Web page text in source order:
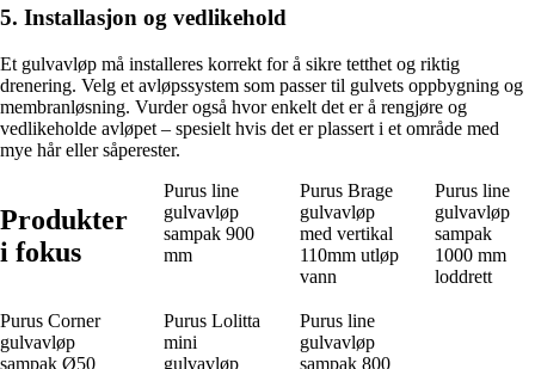
5. Installasjon og vedlikehold
Et gulvavløp må installeres korrekt for å sikre tetthet og riktig
drenering. Velg et avløpssystem som passer til gulvets oppbygning og
membranløsning. Vurder også hvor enkelt det er å rengjøre og
vedlikeholde avløpet – spesielt hvis det er plassert i et område med
mye hår eller såperester.
Produkter
i fokus
Purus line
gulvavløp
sampak 900
mm
Purus Brage
gulvavløp
med vertikal
110mm utløp
vann
Purus line
gulvavløp
sampak
1000 mm
loddrett
Purus Corner
gulvavløp
sampak Ø50
Purus Lolitta
mini
gulvavløp
Purus line
gulvavløp
sampak 800